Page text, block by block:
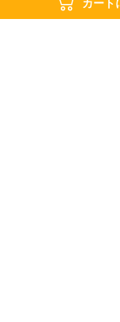
カート